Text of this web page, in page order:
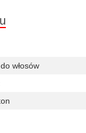
włosów